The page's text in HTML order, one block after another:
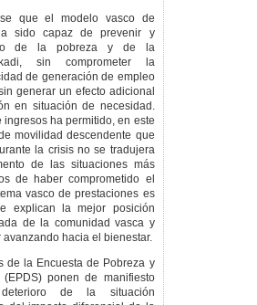
de
que el modelo vasco de
sido capaz de prevenir y
de la pobreza y de la
sin comprometer la
de generación de empleo
generar un efecto adicional
en situación de necesidad.
ha permitido, en este
movilidad descendente que
la crisis no se tradujera
de las situaciones más
de haber comprometido el
vasco de prestaciones es
explican la mejor posición
de la comunidad vasca y
hacia el bienestar.
de la Encuesta de Pobreza y
(EPDS) ponen de manifiesto
de la situación